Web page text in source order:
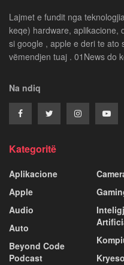
Lajmet e fundit nga
keqe) hardware, aplikacione,
si google , apple e deri te ato
vëmendjen tuaj . 01News do
Na ndiq
Kategoritë
Aplikacione
Apple
Audio
Auto
Beyond Code
Podcast